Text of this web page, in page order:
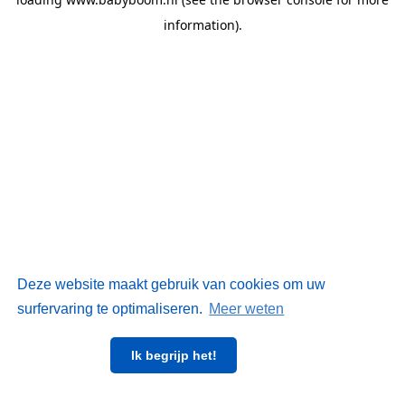
Deze website maakt gebruik van cookies om uw
surfervaring te optimaliseren. Meer weten
Ik begrijp het!
information).